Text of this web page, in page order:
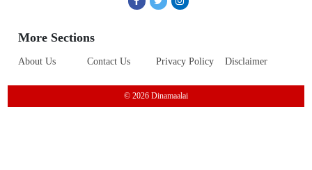
More Sections
About Us Contact Us Privacy Policy Disclaimer
© 2026 Dinamaalai